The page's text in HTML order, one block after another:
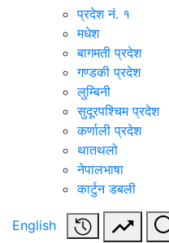
प्रदेश नं. १
मधेश
बागमती प्रदेश
गण्डकी प्रदेश
लुम्बिनी
सुदूरपश्चिम प्रदेश
कर्णाली प्रदेश
थातथलो
नेपालभाषा
कार्टुन डबली
English